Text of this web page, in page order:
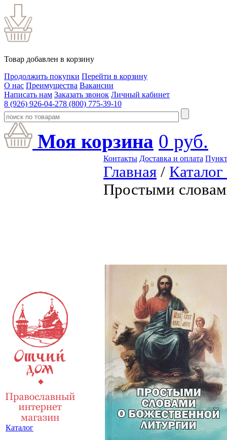
Товар добавлен в корзину
Продолжить покупки Перейти в корзину
О нас Преимущества Вакансии
Написать нам Заказать звонок Личный кабинет
8 (926) 926-04-278 (800) 775-39-10
Моя корзина 0 руб.
Каталог
Контакты Доставка и оплата
Главная /
Простыми